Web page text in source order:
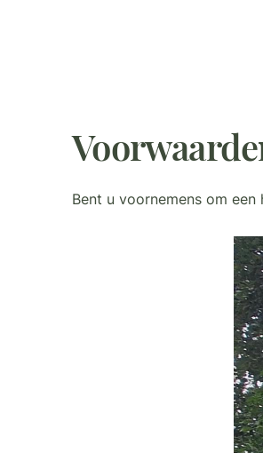
Bent u voornemens om